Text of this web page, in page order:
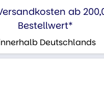
ab
Bestellwert*
Deutschlands